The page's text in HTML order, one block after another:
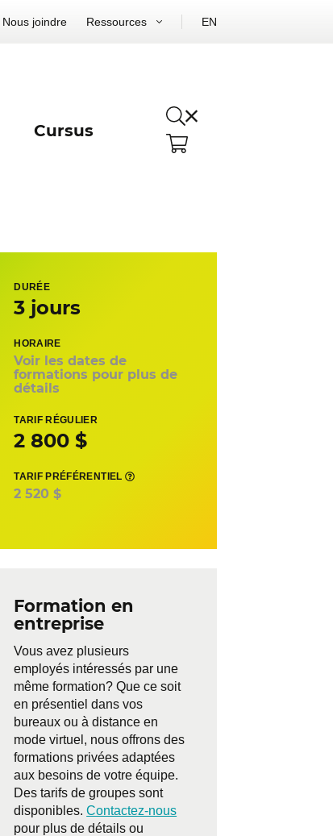
Nous joindre Ressources EN
Cursus
DURÉE
3 jours
HORAIRE
Voir les dates de
formations pour plus de
détails
TARIF RÉGULIER
2 800 $
TARIF PRÉFÉRENTIEL
2 520 $
Formation en
entreprise
Vous avez plusieurs
employés intéressés par une
même formation? Que ce soit
en présentiel dans vos
bureaux ou à distance en
mode virtuel, nous offrons des
formations privées adaptées
aux besoins de votre équipe.
Des tarifs de groupes sont
disponibles.Contactez-nous
pour plus de détails ou